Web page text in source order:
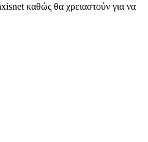
καθώς θα χρειαστούν για να